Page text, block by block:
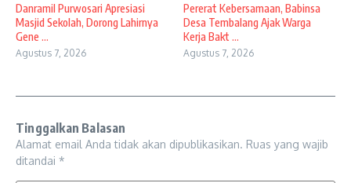
Danramil Purwosari Apresiasi
Masjid Sekolah, Dorong Lahirnya
Gene ...
Agustus 7, 2026
Pererat Kebersamaan, Babinsa
Desa Tembalang Ajak Warga
Kerja Bakt ...
Agustus 7, 2026
Tinggalkan Balasan
Alamat email Anda tidak akan dipublikasikan. Ruas yang wajib
ditandai *